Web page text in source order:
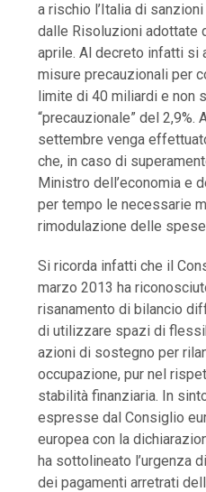
a rischio l’Italia di
dalle Risoluzioni adottate
aprile. Al decreto infatti si
misure precauzionali per
limite di 40 miliardi e non
“precauzionale” del
settembre venga
che, in caso di
Ministro dell’economia e
per tempo le necessarie
rimodulazione delle
Si ricorda infatti che il
marzo 2013 ha
risanamento di bilancio
di utilizzare spazi di
azioni di sostegno per
occupazione, pur nel
stabilità finanziaria. In
espresse dal Consiglio
europea con la
ha sottolineato l’urgenza
dei pagamenti arretrati